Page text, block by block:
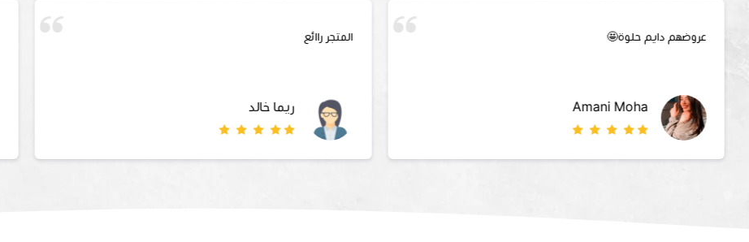
عروضهم دايم حلوة🤩
Amani Moha
المتجر راائع
ريما خالد